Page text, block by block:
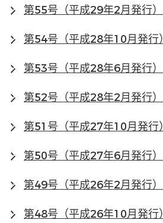
第55号（平成29年2月発行）
第54号（平成28年10月発行）
第53号（平成28年6月発行）
第52号（平成28年2月発行）
第51号（平成27年10月発行）
第50号（平成27年6月発行）
第49号（平成26年2月発行）
第48号（平成26年10月発行）